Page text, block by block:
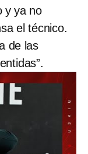
y ya no
el técnico.
de las